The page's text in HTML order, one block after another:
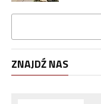
ZNAJDŹ NAS